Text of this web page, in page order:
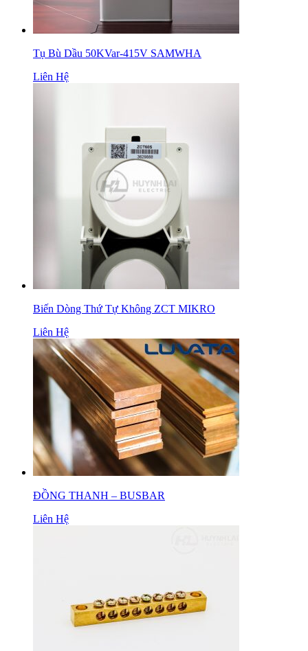
Tụ Bù Dầu 50KVar-415V SAMWHA
Liên Hệ
Biến Dòng Thứ Tự Không ZCT MIKRO
Liên Hệ
ĐỒNG THANH – BUSBAR
Liên Hệ